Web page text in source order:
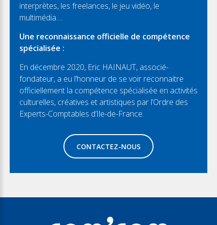
interprètes, les freelances, le jeu vidéo, le
multimédia….
Une reconnaissance officielle de compétence
spécialisée :
En décembre 2020, Eric HAINAUT, associé-
fondateur, a eu l’honneur de se voir reconnaitre
officiellement la compétence spécialisée en activités
culturelles, créatives et artistiques par l’Ordre des
Experts-Comptables d’Ile-de-France.
CONTACTEZ-NOUS